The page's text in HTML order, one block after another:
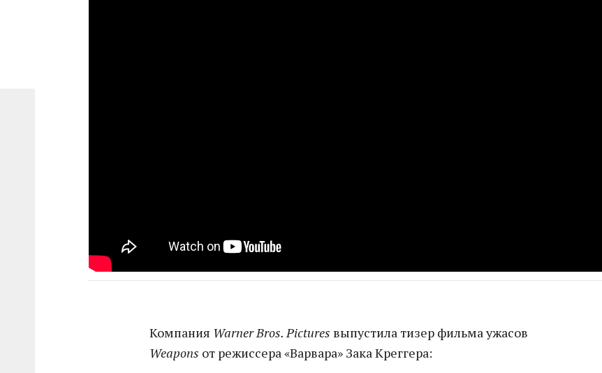
Компания Warner Bros. Pictures выпустила тизер фильма ужасов
Weapons от режиссера «Варвара» Зака Креггера: